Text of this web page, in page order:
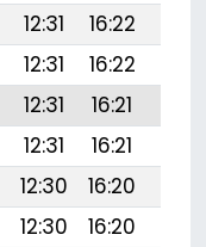
12:31 16:22
12:31 16:22
12:31 16:21
12:31 16:21
12:30 16:20
12:30 16:20